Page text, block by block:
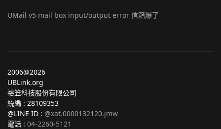
UMail v5 mail box input/output error 信箱爆了
2006@2026
UBLink.org
裕笠科技股份有限公司
統編 : 28109353
@LINE ID : @xat.0000132120.jmw
電話 : 04-2260-5121